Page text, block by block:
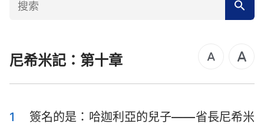
申命記
撒母耳記上
歷代志上 歷代志下
尼希米記：第十章
1
簽名的是：哈迦利亞的兒子——省長尼希米